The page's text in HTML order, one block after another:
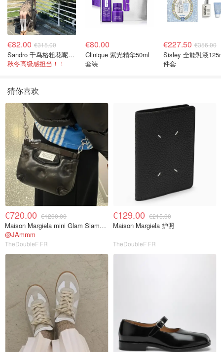
€82.00 €315.00
Sandro 千鸟格粗花呢连衣裙
秋冬高级感担当！！
€80.00
Clinique 紫光精华50ml
套装
€227.50 €356.00
Sisley 全能乳液
件套
猜你喜欢
€720.00 €1200.00
Maison Margiela mini Glam Slam枕头包
@JAmmm
TheDoubleF FR
€129.00 €215.00
Maison Margiela 护照
TheDoubleF FR